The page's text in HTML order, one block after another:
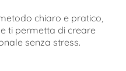
chiaro e pratico,
ti permetta di creare
senza stress.